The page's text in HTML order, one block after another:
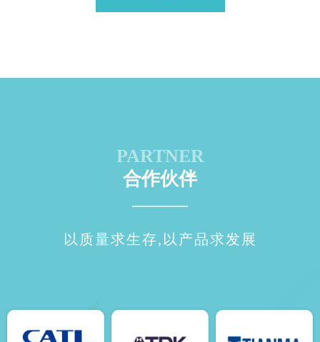
PARTNER
合作伙伴
———
以质量求生存,以产品求发展